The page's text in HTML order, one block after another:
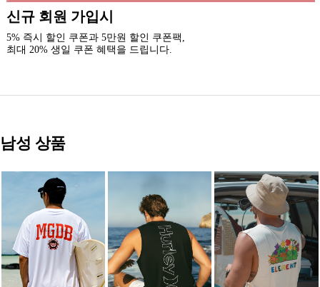
록시걸 카톡 채널 추가
3천원 할인 쿠폰을 드립니다.(중복 사용 가능)
새로운 소식과 이벤트 혜택을 받아보세요.
남성 상품